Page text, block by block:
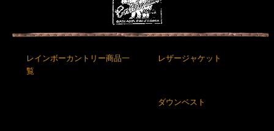
レインボーカントリー商品一
覧
レザージャケット
ダウンベスト